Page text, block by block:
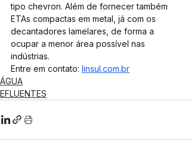
tipo chevron. Além de fornecer também
ETAs compactas em metal, já com os
decantadores lamelares, de forma a
ocupar a menor área possível nas
indústrias.
Entre em contato: linsul.com.br
ÁGUA
EFLUENTES